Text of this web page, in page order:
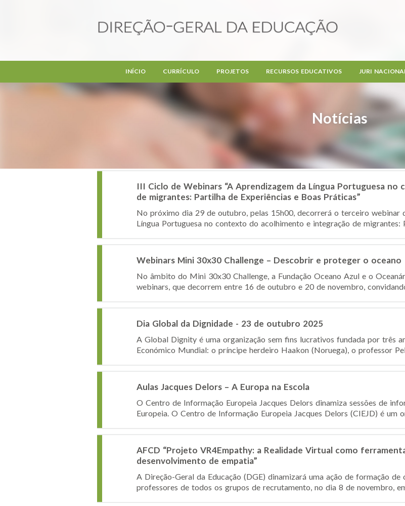
Notícias
INÍCIO CURRÍCULO PROJETOS RECURSOS EDUCATIVOS JURI
III Ciclo de Webinars “A Aprendizagem da Língua Portuguesa
de migrantes: Partilha de Experiências e Boas Práticas”
No próximo dia 29 de outubro, pelas 15h00, decorrerá o terceiro webinar
Língua Portuguesa no contexto do acolhimento e integração de migrantes:
Webinars Mini 30x30 Challenge – Descobrir e proteger o oceano
No âmbito do Mini 30x30 Challenge, a Fundação Oceano Azul e o
webinars, que decorrem entre 16 de outubro e 20 de novembro,
Dia Global da Dignidade - 23 de outubro 2025
A Global Dignity é uma organização sem fins lucrativos fundada por três
Económico Mundial: o príncipe herdeiro Haakon (Noruega), o professor
Aulas Jacques Delors – A Europa na Escola
O Centro de Informação Europeia Jacques Delors dinamiza sessões de
Europeia. O Centro de Informação Europeia Jacques Delors (CIEJD) é um
AFCD “Projeto VR4Empathy: a Realidade Virtual como
desenvolvimento de empatia”
A Direção-Geral da Educação (DGE) dinamizará uma ação de formação
professores de todos os grupos de recrutamento, no dia 8 de novembro,